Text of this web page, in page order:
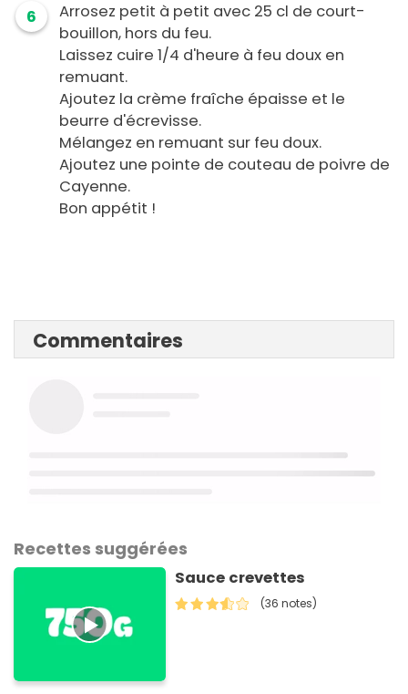
6
Arrosez petit à petit avec 25 cl de court-
bouillon, hors du feu.
Laissez cuire 1/4 d'heure à feu doux en
remuant.
Ajoutez la crème fraîche épaisse et le
beurre d'écrevisse.
Mélangez en remuant sur feu doux.
Ajoutez une pointe de couteau de poivre de
Cayenne.
Bon appétit !
Commentaires
Recettes suggérées
Sauce crevettes
(36 notes)